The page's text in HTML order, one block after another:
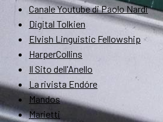
Canale Youtube di Paolo Nardi
Digital Tolkien
Elvish Linguistic Fellowship
HarperCollins
Il Sito dell'Anello
La rivista Endóre
Mandos
Marietti